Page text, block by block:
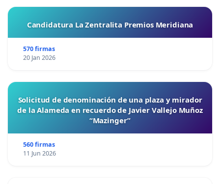
Candidatura La Zentralita Premios Meridiana
570 firmas
20 Jan 2026
Solicitud de denominación de una plaza y mirador
de la Alameda en recuerdo de Javier Vallejo Muñoz
“Mazinger”
560 firmas
11 Jun 2026